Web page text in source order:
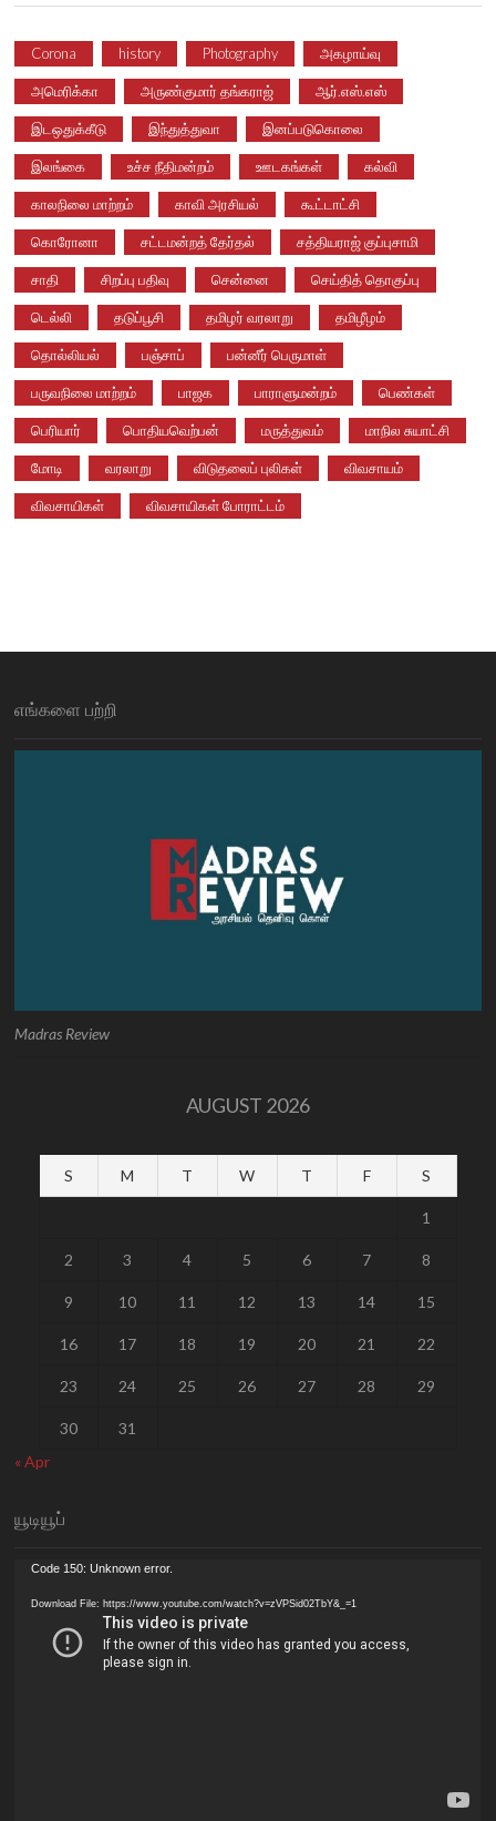
Corona history Photography அகழாய்வு
அமெரிக்கா அருண்குமார் தங்கராஜ் ஆர்.எஸ்.எஸ்
இடஒதுக்கீடு இந்துத்துவா இனப்படுகொலை
இலங்கை உச்ச நீதிமன்றம் ஊடகங்கள் கல்வி
காலநிலை மாற்றம் காவி அரசியல் கூட்டாட்சி
கொரோனா சட்டமன்றத் தேர்தல் சத்தியராஜ் குப்புசாமி
சாதி சிறப்பு பதிவு சென்னை செய்தித் தொகுப்பு
டெல்லி தடுப்பூசி தமிழர் வரலாறு தமிழீழம்
தொல்லியல் பஞ்சாப் பன்னீர் பெருமாள்
பருவநிலை மாற்றம் பாஜக பாராளுமன்றம் பெண்கள்
பெரியார் பொதியவெற்பன் மருத்துவம் மாநில சுயாட்சி
மோடி வரலாறு விடுதலைப் புலிகள் விவசாயம்
விவசாயிகள் விவசாயிகள் போராட்டம்
எங்களை பற்றி
Madras Review
AUGUST 2026
S M T W T F S
1
2 3 4 5 6 7 8
9 10 11 12 13 14 15
16 17 18 19 20 21 22
23 24 25 26 27 28 29
30
31
« Apr
யூடியூப்
Video
Code 150: Unknown error.
Download File: https://www.youtube.com/watch?v=zVPSid02TbY&_=1